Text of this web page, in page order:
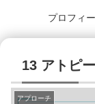
プロフィ
13 アトピ
アプローチ